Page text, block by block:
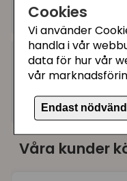
Cookies
Vi använder
handla i vår
data för hur vår
vår
Endast
I lager, leveranstid
Kategorier:
Knaprigt kattgodis
Artikelnummer:
Våra kunder